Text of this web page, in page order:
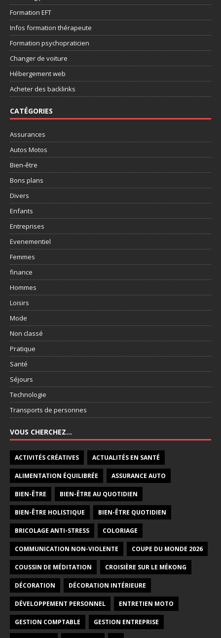
Formation EFT
Infos formation thérapeute
Formation psychopraticien
Changer de voiture
Hébergement web
Acheter des backlinks
CATÉGORIES
Assurances
Autos Motos
Bien-être
Bons plans
Divers
Enfants
Entreprises
Evenementiel
Femmes
finance
Hommes
Loisirs
Mode
Non classé
Pratique
Santé
Séjours
Technologie
Transports de personnes
VOUS CHERCHEZ…
ACTIVITÉS CRÉATIVES ACTUALITÉS EN SANTÉ
ALIMENTATION ÉQUILIBRÉE ASSURANCE AUTO
BIEN-ÊTRE BIEN-ÊTRE AU QUOTIDIEN
BIEN-ÊTRE HOLISTIQUE BIEN-ÊTRE QUOTIDIEN
BRICOLAGE ANTI-STRESS COLORIAGE
COMMUNICATION NON-VIOLENTE COUPE DU MONDE 2026
COUSSIN DE MÉDITATION CROISIÈRE SUR LE MÉKONG
DÉCORATION DÉCORATION INTÉRIEURE
DÉVELOPPEMENT PERSONNEL ENTRETIEN MOTO
GESTION COMPTABLE GESTION ENTREPRISE